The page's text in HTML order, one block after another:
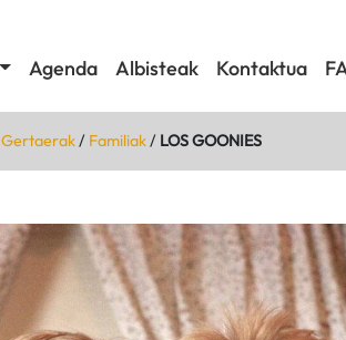
Agenda Albisteak Kontaktua
Gertaerak/ Familiak/ LOS GOONIES